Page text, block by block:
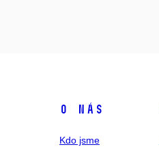
O NÁS
Kdo jsme